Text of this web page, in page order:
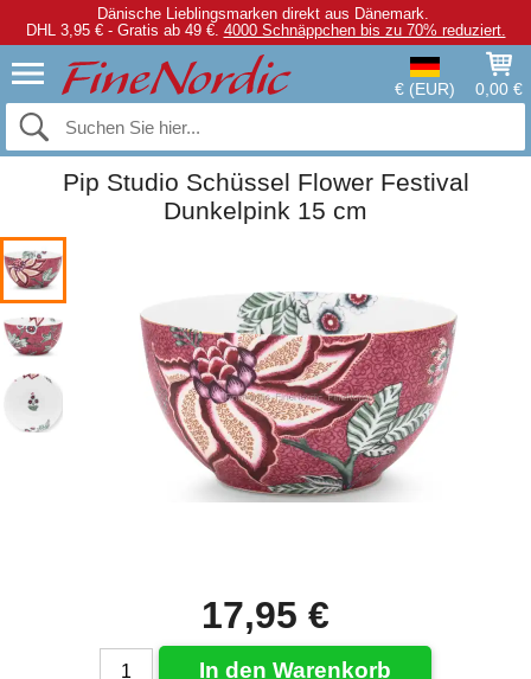
Dänische Lieblingsmarken direkt aus Dänemark.
DHL 3,95 € - Gratis ab 49 €. 4000 Schnäppchen bis zu 70% reduziert.
€ (EUR) 0,00 €
Pip Studio Schüssel Flower Festival
Dunkelpink 15 cm
17,95 €
In den Warenkorb